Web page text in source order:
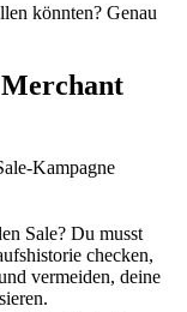
könnten? Genau
Kampagne
Sale? Du musst
checken,
vermeiden, deine